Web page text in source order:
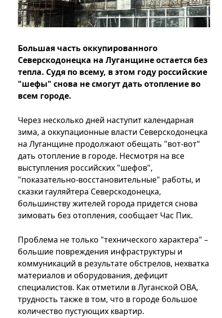
Большая часть оккупированного
Северскодонецка на Луганщине остается без
тепла. Судя по всему, в этом году российские
"шефы" снова не смогут дать отопление во
всем городе.
Через несколько дней наступит календарная
зима, а оккупационные власти Северскодонецка
на Луганщине продолжают обещать "вот-вот"
дать отопление в городе. Несмотря на все
выступления российских "шефов",
"показательно-восстановительные" работы, и
сказки гауляйтера Северскодонецка,
большинству жителей города придется снова
зимовать без отопления, сообщает Час Пик.
Проблема не только "технического характера" –
большие повреждения инфраструктуры и
коммуникаций в результате обстрелов, нехватка
материалов и оборудования, дефицит
специалистов. Как отметили в Луганской ОВА,
трудность также в том, что в городе большое
количество пустующих квартир.